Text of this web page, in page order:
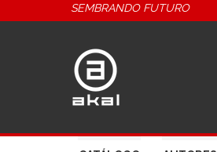
SEMBRANDO FUTURO